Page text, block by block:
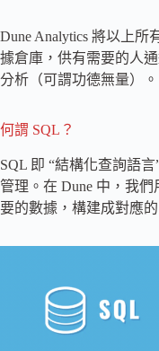
Dune Analytics 將以上
據倉庫，供有需要的人
分析（可謂功德無量）。
何謂 SQL？
SQL 即 “結構化查詢語
管理。在 Dune 中，我
要的數據，構建成對應的